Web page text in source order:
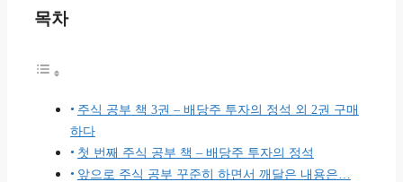
목차
주식 공부 책 3권 – 배당주 투자의 정석 외 2권 구매
하다
첫 번째 주식 공부 책 – 배당주 투자의 정석
앞으로 주식 공부 꾸준히 하면서 깨달은 내용은…